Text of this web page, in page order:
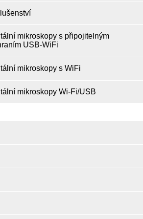
mikroskopy s připojitelným
USB-WiFi
mikroskopy s WiFi
mikroskopy Wi-Fi/USB